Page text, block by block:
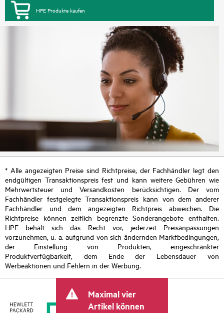
HPE Produkte kaufen
* Alle angezeigten Preise sind Richtpreise, der Fachhändler legt den
endgültigen Transaktionspreis fest und kann weitere Gebühren wie
Mehrwertsteuer und Versandkosten berücksichtigen. Der vom
Fachhändler festgelegte Transaktionspreis kann von dem anderer
Fachhändler und dem angezeigten Richtpreis abweichen. Die
Richtpreise können zeitlich begrenzte Sonderangebote enthalten.
HPE behält sich das Recht vor, jederzeit Preisanpassungen
vorzunehmen, u. a. aufgrund von sich ändernden Marktbedingungen,
der Einstellung von Produkten, eingeschränkter
Produktverfügbarkeit, dem Ende der Lebensdauer von
Werbeaktionen und Fehlern in der Werbung.
Maximal vier
Artikel können